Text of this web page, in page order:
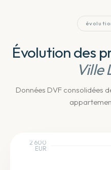
Évolution des
Ville
Données DVF consolidées
2 600
EUR